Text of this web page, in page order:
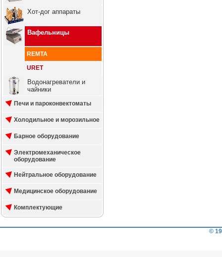
Хот-дог аппараты
Вафельницы
REMTA
URET
Водонагреватели и
чайники
Печи и пароконвектоматы
Холодильное и морозильное
Барное оборудование
Электромеханическое
оборудование
Нейтральное оборудование
Медицинское оборудование
Комплектующие
©